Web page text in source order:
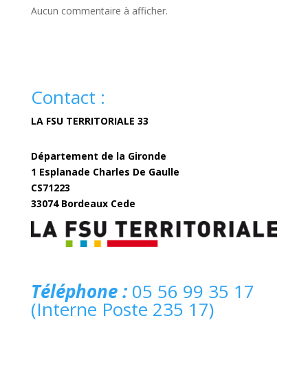
Aucun commentaire à afficher.
Contact :
LA FSU TERRITORIALE 33
Département de la Gironde
1 Esplanade Charles De Gaulle
CS71223
33074 Bordeaux Cede
Téléphone :05 56 99 35 17
(Interne Poste 235 17)